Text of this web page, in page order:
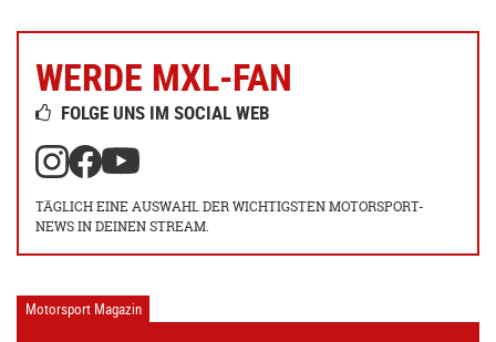
WERDE MXL-FAN
FOLGE UNS IM SOCIAL WEB
TÄGLICH EINE AUSWAHL DER WICHTIGSTEN MOTORSPORT-
NEWS IN DEINEN STREAM.
Motorsport Magazin